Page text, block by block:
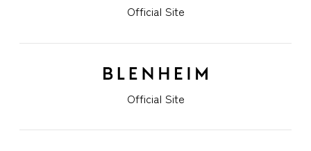
Official Site
Official Site